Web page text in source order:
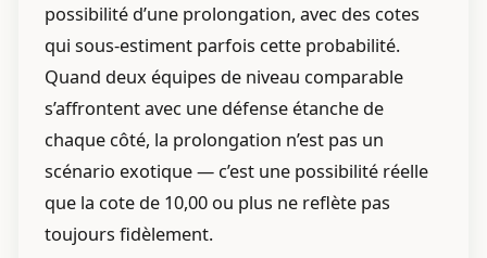
possibilité d’une prolongation, avec des cotes
qui sous-estiment parfois cette probabilité.
Quand deux équipes de niveau comparable
s’affrontent avec une défense étanche de
chaque côté, la prolongation n’est pas un
scénario exotique — c’est une possibilité réelle
que la cote de 10,00 ou plus ne reflète pas
toujours fidèlement.